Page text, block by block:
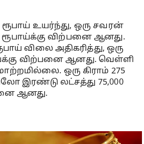
ரூபாய் உயர்ந்து, ஒரு சவரன்
ரூபாய்க்கு விற்பனை ஆனது.
விலை அதிகரித்து, ஒரு
விற்பனை ஆனது. வெள்ளி
ஒரு கிராம் 275
இரண்டு லட்சத்து 75,000
ஆனது.